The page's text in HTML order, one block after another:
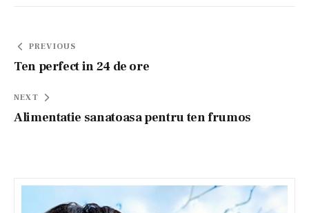
Navigare
în
articole
PREVIOUS
Ten perfect in 24 de ore
NEXT
Alimentatie sanatoasa pentru ten frumos